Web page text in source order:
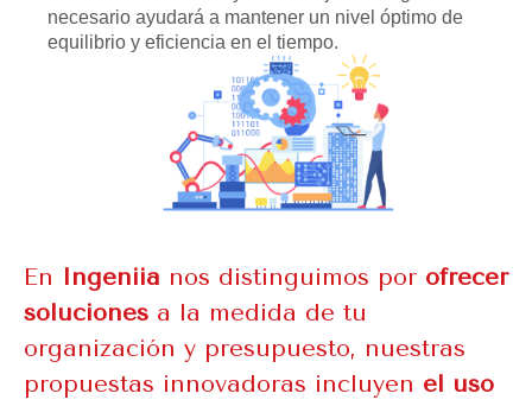
necesario ayudará a mantener un nivel óptimo de
equilibrio y eficiencia en el tiempo.
En Ingeniia nos distinguimos por ofrecer
soluciones a la medida de tu
organización y presupuesto, nuestras
propuestas innovadoras incluyen el uso